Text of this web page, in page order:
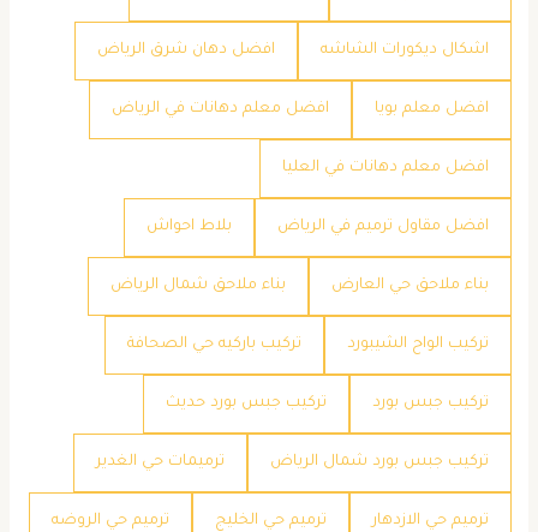
اشكال ديكورات الشاشه افضل دهان شرق الرياض
افضل معلم بويا افضل معلم دهانات في الرياض
افضل معلم دهانات في العليا
افضل مقاول ترميم في الرياض بلاط احواش
بناء ملاحق حي العارض بناء ملاحق شمال الرياض
تركيب الواح الشيبورد تركيب باركيه حي الصحافة
تركيب جبس بورد تركيب جبس بورد حديث
تركيب جبس بورد شمال الرياض ترميمات حي الغدير
ترميم حي الازدهار ترميم حي الخليج ترميم حي الروضه